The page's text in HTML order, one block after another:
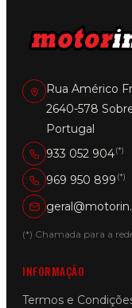
Rua Américo
2640-578
Portugal
933 052 904(*)
969 950 899 (*)
(*) Chamada para a
INFORMAÇÃO
Termos e